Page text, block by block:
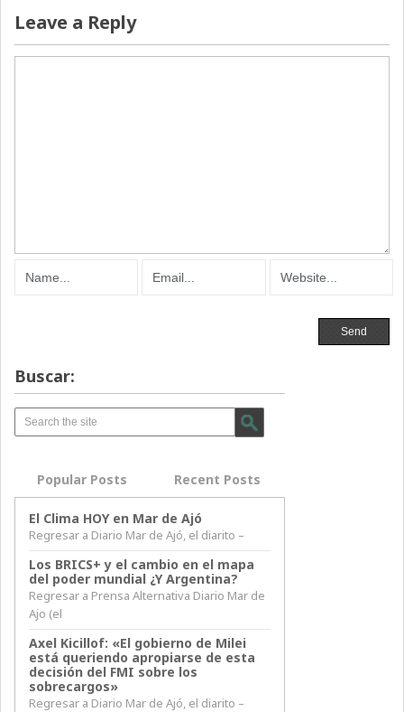
Leave a Reply
Buscar:
Popular Posts Recent Posts
El Clima HOY en Mar de Ajó
Regresar a Diario Mar de Ajó, el diarito –
Los BRICS+ y el cambio en el mapa
del poder mundial ¿Y Argentina?
Regresar a Prensa Alternativa Diario Mar de
Ajo (el
Axel Kicillof: «El gobierno de Milei
está queriendo apropiarse de esta
decisión del FMI sobre los
sobrecargos»
Regresar a Diario Mar de Ajó, el diarito –